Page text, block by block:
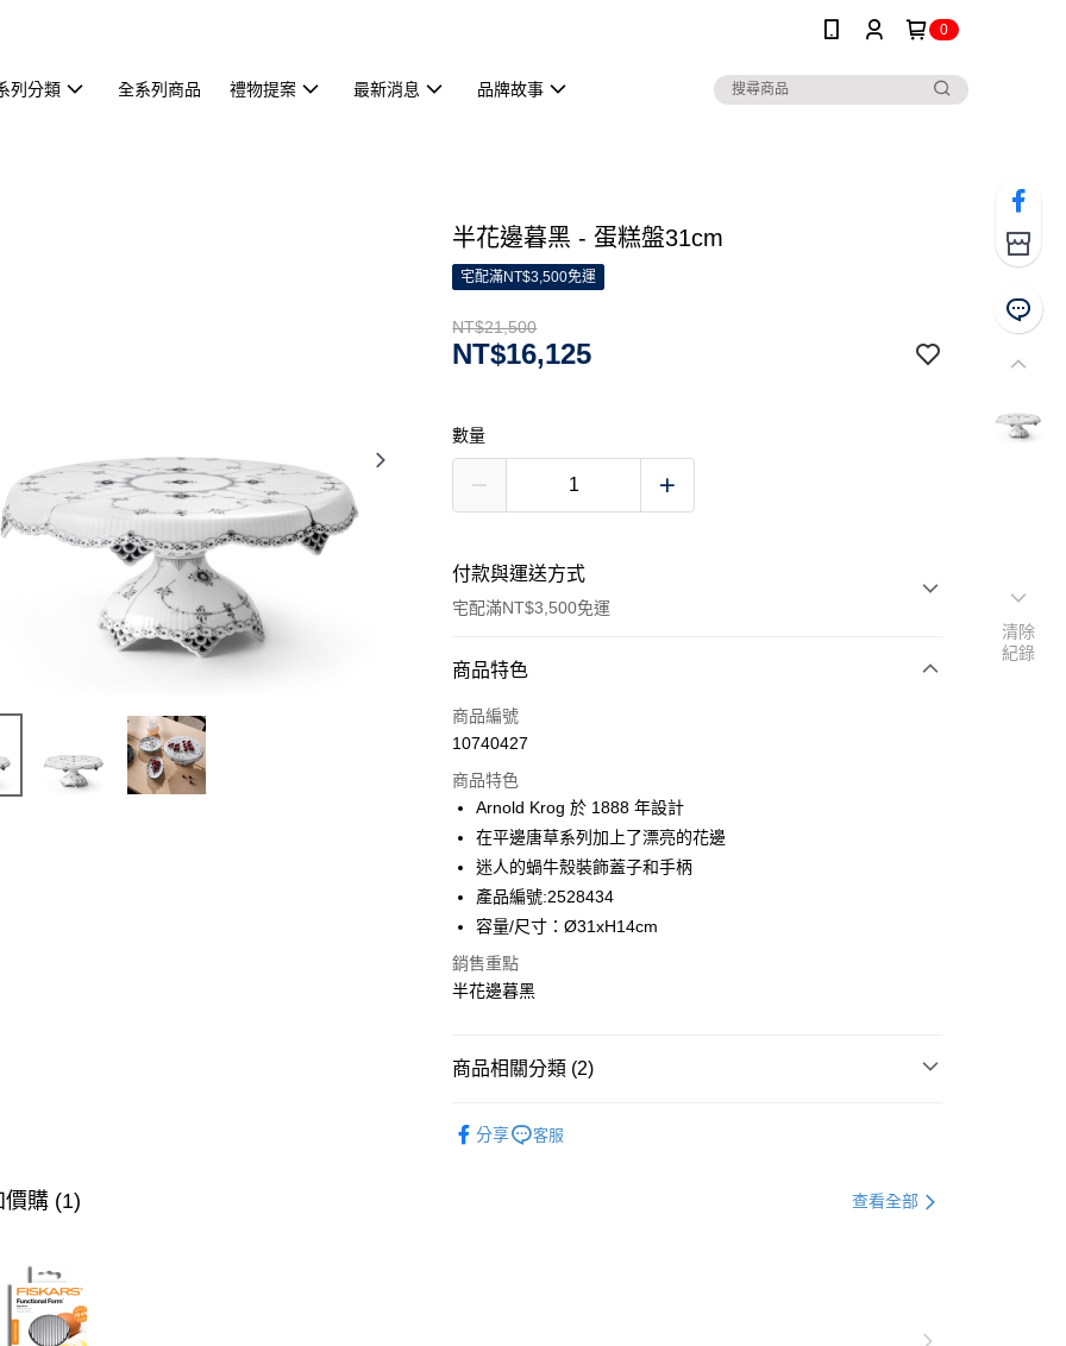
0
列分類 全系列商品 禮物提案 最新消息 品牌故事
半花邊暮黑 - 蛋糕盤31cm
宅配滿NT$3,500免運
NT$21,500
NT$16,125
數量
付款與運送方式
宅配滿NT$3,500免運
付款方式
信用卡一次付款
3 期 0 利率 每期 NT$7,166
合作金庫商業銀行
第一商業銀行
華南商業銀行
國泰世華商業銀行
臺灣中小企業銀行
匯豐（台灣）商業銀行
聯邦商業銀行
台新國際商業銀行
台灣樂天信用卡公司
LINE Pay
運送方式
黑貓宅急便
商品特色
商品編號
10740427
商品特色
Arnold Krog 於 1888 年設計
在平邊唐草系列加上了漂亮的花邊
迷人的蝸牛殼裝飾蓋子和手柄
產品編號:2528434
容量/尺寸：Ø31xH14cm
銷售重點
半花邊暮黑
商品相關分類 (2)
分享 客服
價購 (1) 查看全部
清除
紀錄